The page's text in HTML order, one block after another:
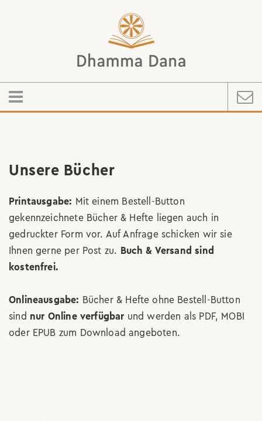
Unsere Bücher
Printausgabe: Mit einem Bestell-Button
gekennzeichnete Bücher & Hefte liegen auch in
gedruckter Form vor. Auf Anfrage schicken wir sie
Ihnen gerne per Post zu. Buch & Versand sind
kostenfrei.
Onlineausgabe: Bücher & Hefte ohne Bestell-Button
sind nur Online verfügbar und werden als PDF, MOBI
oder EPUB zum Download angeboten.